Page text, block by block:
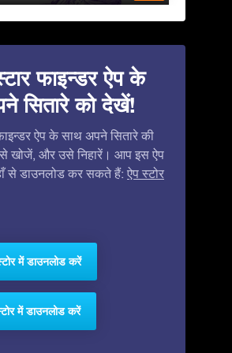
फाइन्डर ऐप के
सितारे को देखें!
ऐप के साथ अपने सितारे की
खोजें, और उसे निहारें। आप इस ऐप
से डाउनलोड कर सकते हैं: ऐप स्टोर
में डाउनलोड करें
में डाउनलोड करें